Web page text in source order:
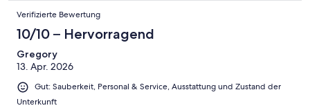
Verifizierte Bewertung
10/10 – Hervorragend
Gregory
13. Apr. 2026
Gut: Sauberkeit, Personal & Service, Ausstattung und Zustand der
Unterkunft